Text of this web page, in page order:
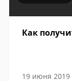
Как
19 июня 2019